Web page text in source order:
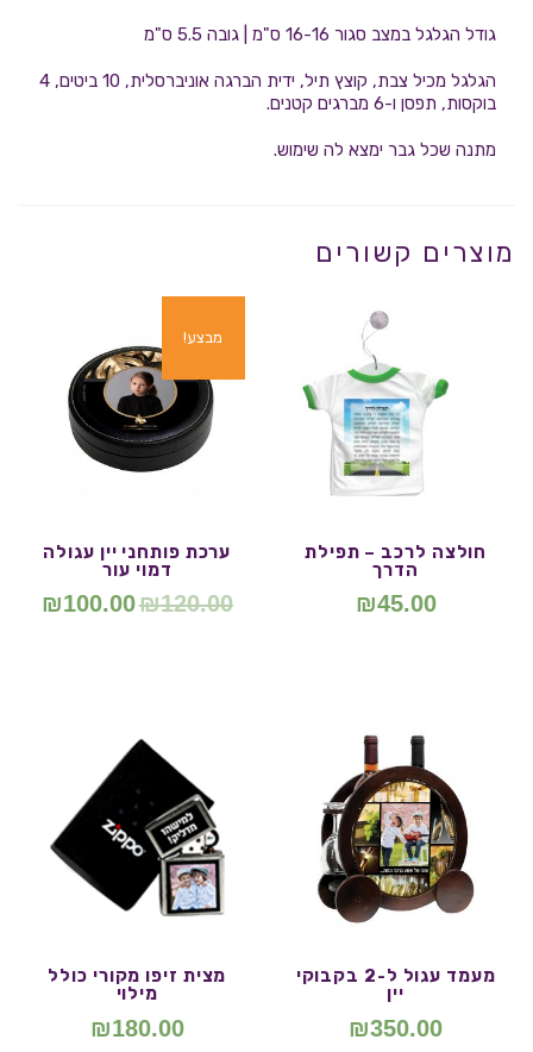
גודל הגלגל במצב סגור 16-16 ס"מ | גובה 5.5 ס"מ
הגלגל מכיל צבת, קוצץ תיל, ידית הברגה אוניברסלית, 10 ביטים, 4
בוקסות, תפסן ו-6 מברגים קטנים.
מתנה שכל גבר ימצא לה שימוש.
מוצרים קשורים
חולצה לרכב – תפילת
הדרך
₪45.00
מבצע!
ערכת פותחני יין עגולה
דמוי עור
₪120.00
₪100.00
מעמד עגול ל-2 בקבוקי
יין
₪350.00
מצית זיפו מקורי כולל
מילוי
₪180.00